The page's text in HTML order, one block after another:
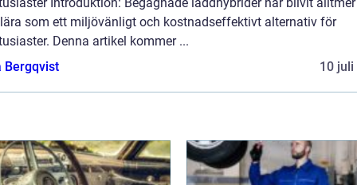
som ett miljövänligt och kostnadseffektivt alternativ för
Denna artikel kommer ...
Bergqvist
10 juli